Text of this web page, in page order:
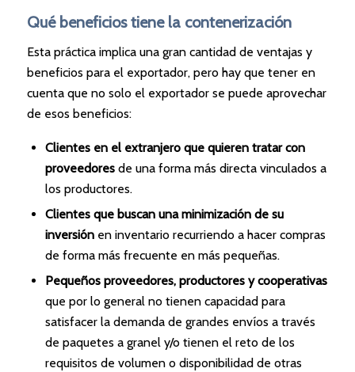
Qué beneficios tiene la contenerización
Esta práctica implica una gran cantidad de ventajas y
beneficios para el exportador, pero hay que tener en
cuenta que no solo el exportador se puede aprovechar
de esos beneficios:
Clientes en el extranjero que quieren tratar con
proveedoresde una forma más directa vinculados a
los productores.
Clientes que buscan una minimización de su
inversiónen inventario recurriendo a hacer compras
de forma más frecuente en más pequeñas.
Pequeños proveedores, productores y cooperativas
que por lo general no tienen capacidad para
satisfacer la demanda de grandes envíos a través
de paquetes a granel y/o tienen el reto de los
requisitos de volumen o disponibilidad de otras